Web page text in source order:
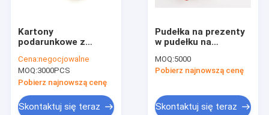
Kartony
podarunkowe z
Cena:negocjowalne
MOQ:3000PCS
Pobierz najnowszą cenę
Skontaktuj się teraz
Pudełka na prezenty
w pudełku na
naszyjnik
MOQ:5000
Pobierz najnowszą cenę
Skontaktuj się teraz